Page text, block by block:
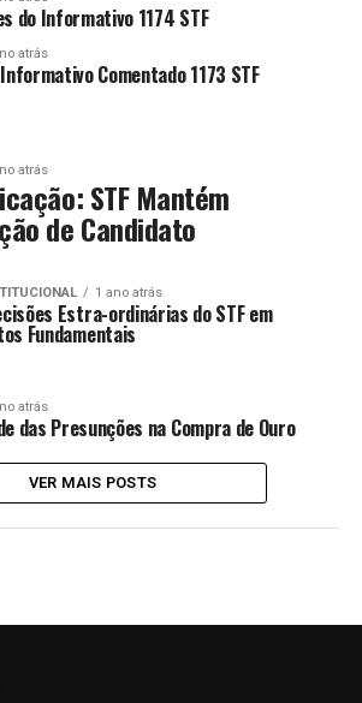
do Informativo 1174 STF
atrás
Comentado 1173 STF
atrás
STF Mantém
de Candidato
1 ano atrás
Estra-ordinárias do STF em
Fundamentais
atrás
das Presunções na Compra de Ouro
VER MAIS POSTS